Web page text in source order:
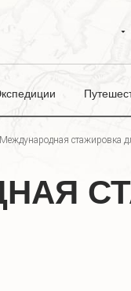
Международная стажировка